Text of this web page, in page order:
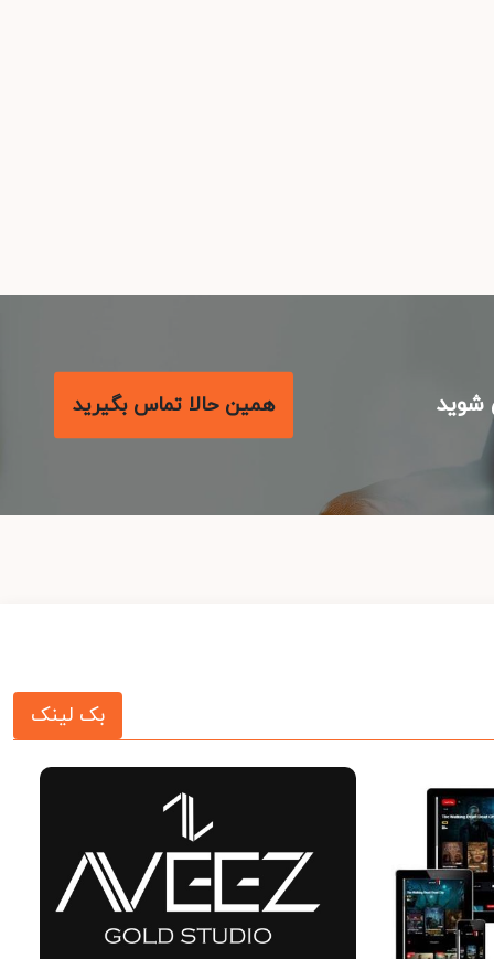
همین حالا تماس بگیرید
بک لینک